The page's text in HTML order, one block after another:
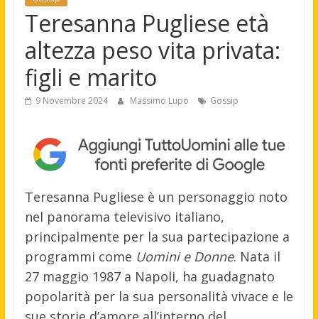
Teresanna Pugliese età
altezza peso vita privata:
figli e marito
9 Novembre 2024 Massimo Lupo Gossip
Teresanna Pugliese è un personaggio noto
nel panorama televisivo italiano,
principalmente per la sua partecipazione a
programmi come Uomini e Donne. Nata il
27 maggio 1987 a Napoli, ha guadagnato
popolarità per la sua personalità vivace e le